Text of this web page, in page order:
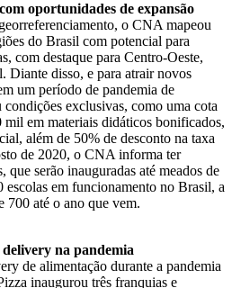
oportunidades de expansão
o CNA mapeou
do Brasil com potencial para
com destaque para Centro-Oeste,
Diante disso, e para atrair novos
um período de pandemia de
exclusivas, como uma cota
mil em materiais didáticos bonificados,
além de 50% de desconto na taxa
de 2020, o CNA informa ter
serão inauguradas até meados de
em funcionamento no Brasil, a
700 até o ano que vem.
delivery na pandemia
de alimentação durante a pandemia
inaugurou três franquias e